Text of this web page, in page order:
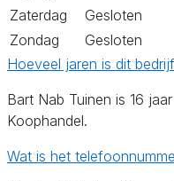
Zaterdag
Gesloten
Zondag
Gesloten
Hoeveel jaren is dit
Bart Nab Tuinen is 16
Koophandel.
Wat is het